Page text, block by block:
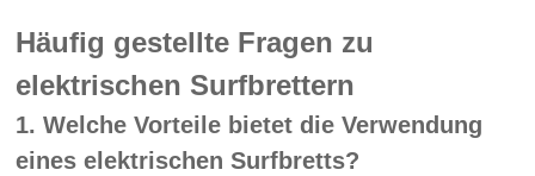
Häufig gestellte Fragen zu
elektrischen Surfbrettern
1. Welche Vorteile bietet die Verwendung
eines elektrischen Surfbretts?